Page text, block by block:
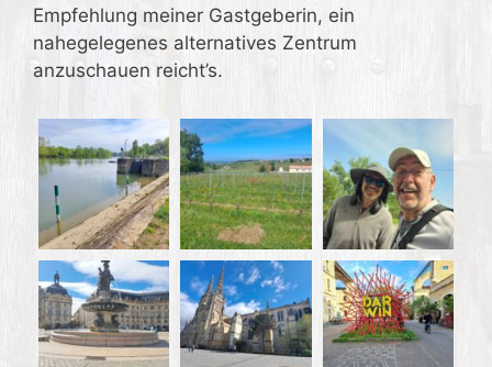
Empfehlung meiner Gastgeberin, ein
nahegelegenes alternatives Zentrum
anzuschauen reicht’s.